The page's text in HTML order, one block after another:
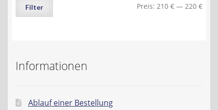
Min.
Max.
Filter Preis: 210 € — 220 €
Informationen
Ablauf einer Bestellung